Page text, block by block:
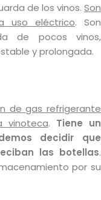
de los vinos. Son
uso eléctrico. Son
de pocos vinos,
y prolongada.
de gas refrigerante
vinoteca. Tiene un
decidir que
las botellas.
por su